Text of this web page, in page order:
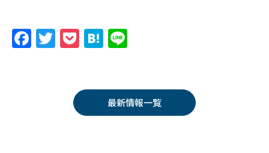
F
a
T
w
er
P
o
k
et
H
at
n
a
最新情報一覧